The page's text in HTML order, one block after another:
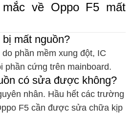
về Oppo F5 mất
mất nguồn?
phần mềm xung đột, IC
phần cứng trên mainboard.
có sửa được không?
nhân. Hầu hết các trường
F5 cần được sửa chữa kịp